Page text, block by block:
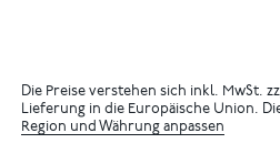
Die Preise verstehen sich inkl. MwSt.
Lieferung in die Europäische Union.
Region und Währung anpassen